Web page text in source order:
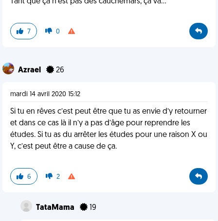
7 0
Azrael 26
mardi 14 avril 2020 15:12
Si tu en rêves c’est peut être que tu as envie d’y retourner
et dans ce cas là il n’y a pas d’âge pour reprendre les
études. Si tu as du arrêter les études pour une raison X ou
Y, c’est peut être a cause de ça.
6 2
TataMama 19